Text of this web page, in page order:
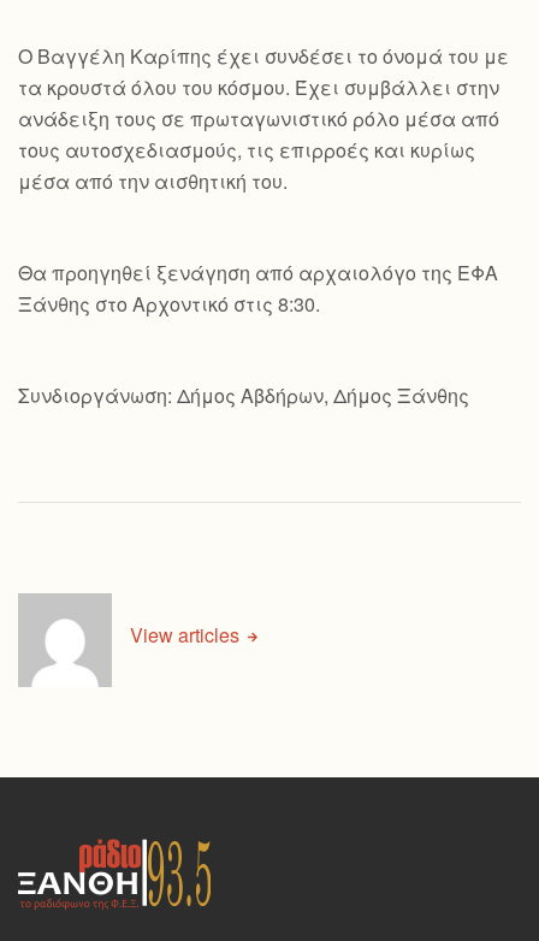
Ο Βαγγέλη Καρίπης έχει συνδέσει το όνομά του με
τα κρουστά όλου του κόσμου. Έχει συμβάλλει στην
ανάδειξη τους σε πρωταγωνιστικό ρόλο μέσα από
τους αυτοσχεδιασμούς, τις επιρροές και κυρίως
μέσα από την αισθητική του.
Θα προηγηθεί ξενάγηση από αρχαιολόγο της ΕΦΑ
Ξάνθης στο Αρχοντικό στις 8:30.
Συνδιοργάνωση: Δήμος Αβδήρων, Δήμος Ξάνθης
View articles